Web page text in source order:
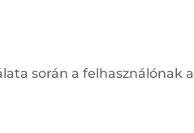
során a felhasználónak a